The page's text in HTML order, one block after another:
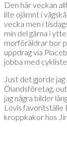
Den här veckan
lite ojämnt i
vecka men i
min del gärna i
morföräldrar bor
uppdrag via
jobba med
Just det gjorde
Ölandsföretag,
jag några bilder
Lovis favoritställe
kroppkakor hos